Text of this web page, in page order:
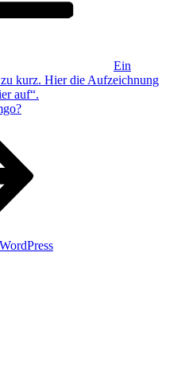
Ein
kurz. Hier die Aufzeichnung
auf“.